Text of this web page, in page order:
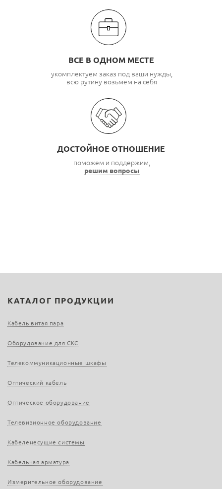
ВСЕ В ОДНОМ МЕСТЕ
укомплектуем заказ под ваши нужды,
всю рутину возьмем на себя
ДОСТОЙНОЕ ОТНОШЕНИЕ
поможем и поддержим,
решим вопросы
КАТАЛОГ ПРОДУКЦИИ
Кабель витая пара
Оборудование для СКС
Телекоммуникационные шкафы
Оптический кабель
Оптическое оборудование
Телевизионное оборудование
Кабеленесущие системы
Кабельная арматура
Измерительное оборудование